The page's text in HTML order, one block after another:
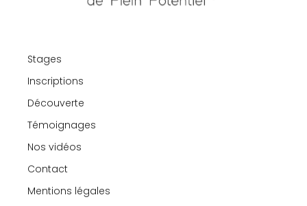
Stages
Inscriptions
Découverte
Témoignages
Nos vidéos
Contact
Mentions légales